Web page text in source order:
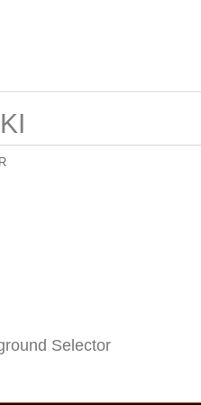
Selector